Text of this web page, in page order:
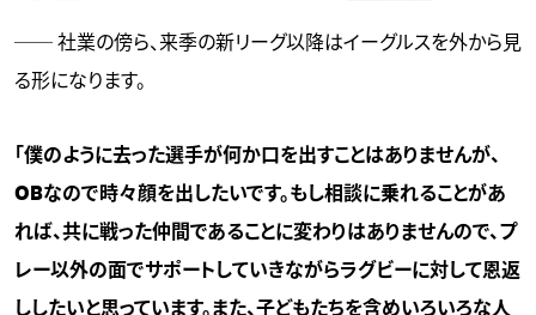
── 社業の傍ら、来季の新リーグ以降はイーグルスを外から見
る形になります。
「僕のように去った選手が何か口を出すことはありませんが、
OBなので時々顔を出したいです。もし相談に乗れることがあ
れば、共に戦った仲間であることに変わりはありませんので、プ
レー以外の面でサポートしていきながらラグビーに対して恩返
ししたいと思っています。また、子どもたちを含めいろいろな人